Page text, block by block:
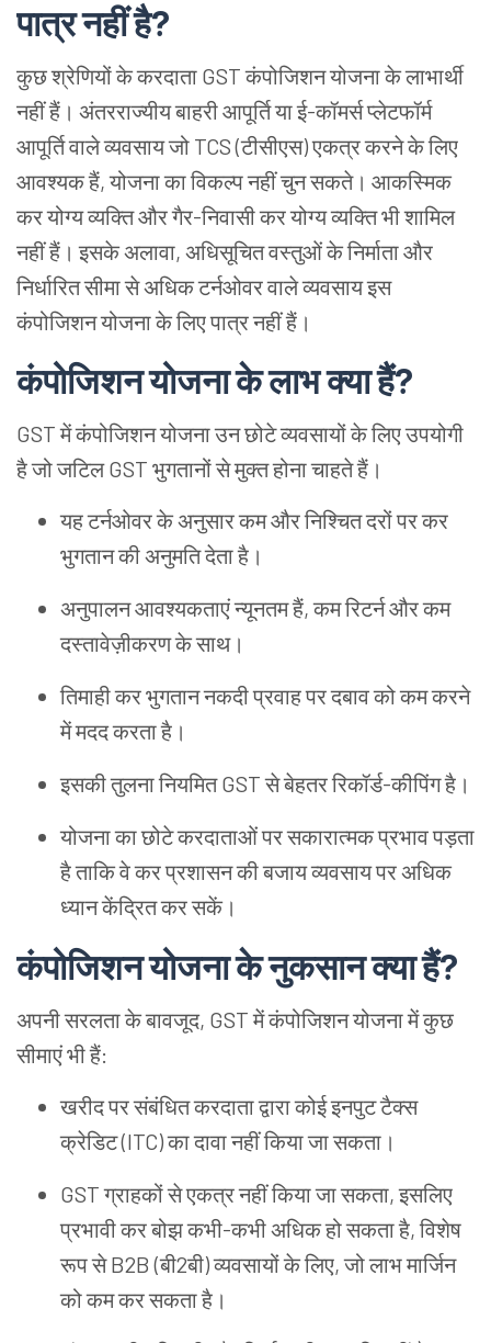
पात्र नहीं है?
कुछ श्रेणियों के करदाता GST कंपोजिशन योजना के लाभार्थी
नहीं हैं। अंतरराज्यीय बाहरी आपूर्ति या ई-कॉमर्स प्लेटफॉर्म
आपूर्ति वाले व्यवसाय जो TCS (टीसीएस) एकत्र करने के लिए
आवश्यक हैं, योजना का विकल्प नहीं चुन सकते। आकस्मिक
कर योग्य व्यक्ति और गैर-निवासी कर योग्य व्यक्ति भी शामिल
नहीं हैं। इसके अलावा, अधिसूचित वस्तुओं के निर्माता और
निर्धारित सीमा से अधिक टर्नओवर वाले व्यवसाय इस
कंपोजिशन योजना के लिए पात्र नहीं हैं।
कंपोजिशन योजना के लाभ क्या हैं?
GST में कंपोजिशन योजना उन छोटे व्यवसायों के लिए उपयोगी
है जो जटिल GST भुगतानों से मुक्त होना चाहते हैं।
यह टर्नओवर के अनुसार कम और निश्चित दरों पर कर
भुगतान की अनुमति देता है।
अनुपालन आवश्यकताएं न्यूनतम हैं, कम रिटर्न और कम
दस्तावेज़ीकरण के साथ।
तिमाही कर भुगतान नकदी प्रवाह पर दबाव को कम करने
में मदद करता है।
इसकी तुलना नियमित GST से बेहतर रिकॉर्ड-कीपिंग है।
योजना का छोटे करदाताओं पर सकारात्मक प्रभाव पड़ता
है ताकि वे कर प्रशासन की बजाय व्यवसाय पर अधिक
ध्यान केंद्रित कर सकें।
कंपोजिशन योजना के नुकसान क्या हैं?
अपनी सरलता के बावजूद, GST में कंपोजिशन योजना में कुछ
सीमाएं भी हैं:
खरीद पर संबंधित करदाता द्वारा कोई इनपुट टैक्स
क्रेडिट (ITC) का दावा नहीं किया जा सकता।
GST ग्राहकों से एकत्र नहीं किया जा सकता, इसलिए
प्रभावी कर बोझ कभी-कभी अधिक हो सकता है, विशेष
रूप से B2B (बी2बी) व्यवसायों के लिए, जो लाभ मार्जिन
को कम कर सकता है।